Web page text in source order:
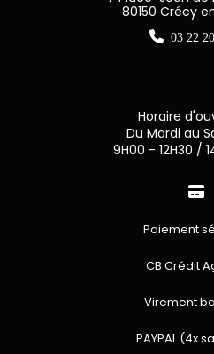
80150 Crécy
 03 22
Horaire
Du Mardi au
9H00 - 12H30 /

Paiement
CB Crédit
Virement
PAYPAL (4x